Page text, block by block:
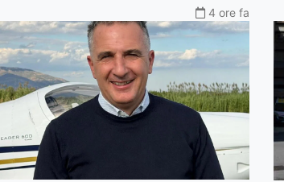
4 ore fa